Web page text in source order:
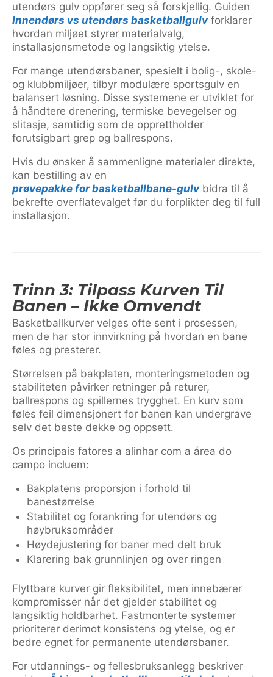
utendørs gulv oppfører seg så forskjellig. Guiden
Innendørs vs utendørs basketballgulvforklarer
hvordan miljøet styrer materialvalg,
installasjonsmetode og langsiktig ytelse.
For mange utendørsbaner, spesielt i bolig-, skole-
og klubbmiljøer, tilbyr modulære sportsgulv en
balansert løsning. Disse systemene er utviklet for
å håndtere drenering, termiske bevegelser og
slitasje, samtidig som de opprettholder
forutsigbart grep og ballrespons.
Hvis du ønsker å sammenligne materialer direkte,
kan bestilling av en
prøvepakke for basketballbane-gulvbidra til å
bekrefte overflatevalget før du forplikter deg til full
installasjon.
Trinn 3: Tilpass Kurven Til
Banen – Ikke Omvendt
Basketballkurver velges ofte sent i prosessen,
men de har stor innvirkning på hvordan en bane
føles og presterer.
Størrelsen på bakplaten, monteringsmetoden og
stabiliteten påvirker retninger på returer,
ballrespons og spillernes trygghet. En kurv som
føles feil dimensjonert for banen kan undergrave
selv det beste dekke og oppsett.
Os principais fatores a alinhar com a área do
campo incluem:
Bakplatens proporsjon i forhold til
banestørrelse
Stabilitet og forankring for utendørs og
høybruksområder
Høydejustering for baner med delt bruk
Klarering bak grunnlinjen og over ringen
Flyttbare kurver gir fleksibilitet, men innebærer
kompromisser når det gjelder stabilitet og
langsiktig holdbarhet. Fastmonterte systemer
prioriterer derimot konsistens og ytelse, og er
bedre egnet for permanente utendørsbaner.
For utdannings- og fellesbruksanlegg beskriver